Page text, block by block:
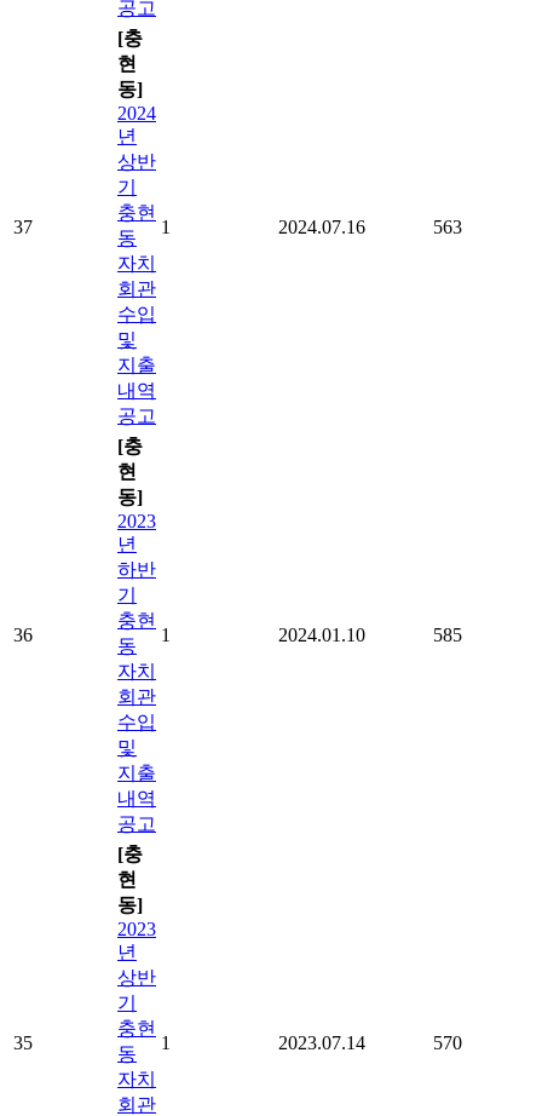
공고
37
[충
현
동]
2024
년
상반
기
충현
동
자치
회관
수입
및
지출
내역
공고
1 2024.07.16 563
36
[충
현
동]
2023
년
하반
기
충현
동
자치
회관
수입
및
지출
내역
공고
1 2024.01.10 585
35
[충
현
동]
2023
년
상반
기
충현
동
자치
회관
1 2023.07.14 570